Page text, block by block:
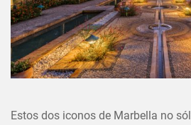
Estos dos iconos de Marbella no